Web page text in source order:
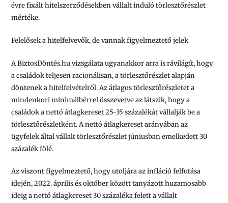
évre fixált hitelszerződésekben vállalt induló törlesztőrészlet
mértéke.
Felelősek a hitelfelvevők, de vannak figyelmeztető jelek
A BiztosDöntés.hu vizsgálata ugyanakkor arra is rávilágít, hogy
a családok teljesen racionálisan, a törlesztőrészlet alapján
döntenek a hitelfelvételről. Az átlagos törlesztőrészletet a
mindenkori minimálbérrel összevetve az látszik, hogy a
családok a nettó átlagkereset 25-35 százalékát vállalják be a
törlesztőrészletként. A nettó átlagkereset arányában az
ügyfelek által vállalt törlesztőrészlet júniusban emelkedett 30
százalék fölé.
Az viszont figyelmeztető, hogy utoljára az infláció felfutása
idején, 2022. április és október között tanyázott huzamosabb
ideig a nettó átlagkereset 30 százaléka felett a vállalt